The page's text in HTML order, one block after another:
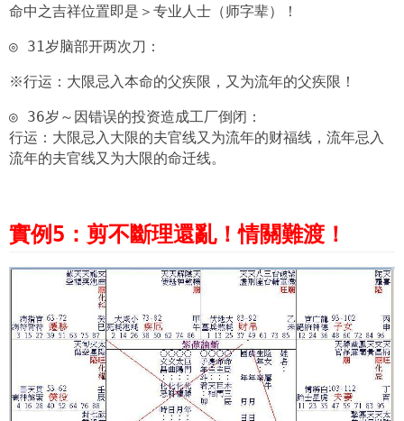
命中之吉祥位置即是＞专业人士（师字辈）！​
◎ 31岁脑部开两次刀：
※行运：大限忌入本命的父疾限，又为流年的父疾限！
◎ 36岁～因错误的投资造成工厂倒闭：
行运：大限忌入大限的夫官线又为流年的财福线，流年忌入
流年的夫官线又为大限的命迁线。
實例5：剪不斷理還亂！情關難渡！